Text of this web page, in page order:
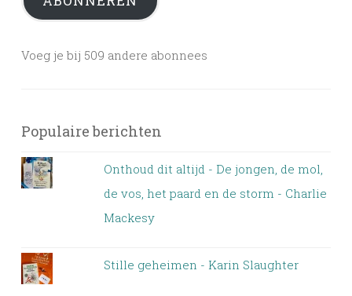
Voeg je bij 509 andere abonnees
Populaire berichten
Onthoud dit altijd - De jongen, de mol,
de vos, het paard en de storm - Charlie
Mackesy
Stille geheimen - Karin Slaughter